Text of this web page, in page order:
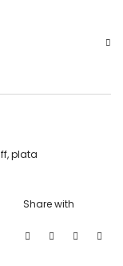
,plata
Share with